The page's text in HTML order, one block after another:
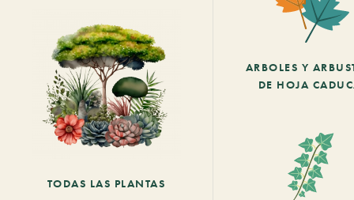
TODAS LAS PLANTAS
ARBOLES Y
DE HOJA